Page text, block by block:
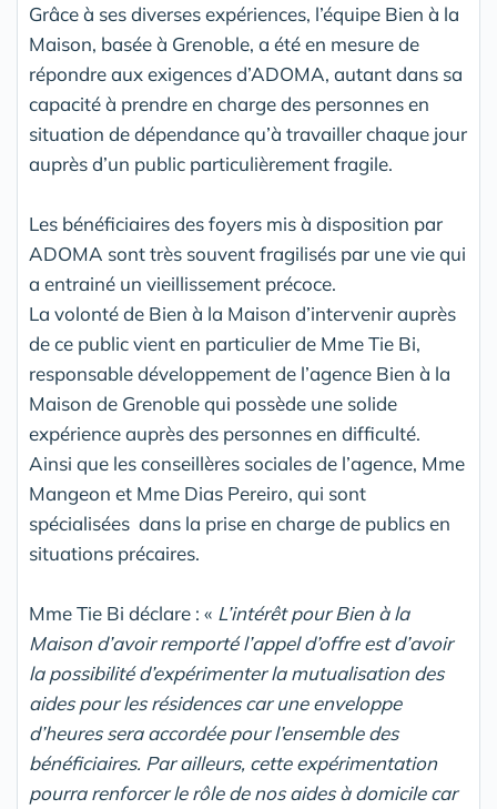
Grâce à ses diverses expériences, l’équipe Bien à la
Maison, basée à Grenoble, a été en mesure de
répondre aux exigences d’ADOMA, autant dans sa
capacité à prendre en charge des personnes en
situation de dépendance qu’à travailler chaque jour
auprès d’un public particulièrement fragile.
Les bénéficiaires des foyers mis à disposition par
ADOMA sont très souvent fragilisés par une vie qui
a entrainé un vieillissement précoce.
La volonté de Bien à la Maison d’intervenir auprès
de ce public vient en particulier de Mme Tie Bi,
responsable développement de l’agence Bien à la
Maison de Grenoble qui possède une solide
expérience auprès des personnes en difficulté.
Ainsi que les conseillères sociales de l’agence, Mme
Mangeon et Mme Dias Pereiro, qui sont
spécialisées dans la prise en charge de publics en
situations précaires.
Mme Tie Bi déclare : « L’intérêt pour Bien à la
Maison d’avoir remporté l’appel d’offre est d’avoir
la possibilité d’expérimenter la mutualisation des
aides pour les résidences car une enveloppe
d’heures sera accordée pour l’ensemble des
bénéficiaires. Par ailleurs, cette expérimentation
pourra renforcer le rôle de nos aides à domicile car